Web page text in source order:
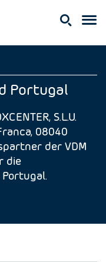
Portugal
S.L.U.
08040
der VDM
die